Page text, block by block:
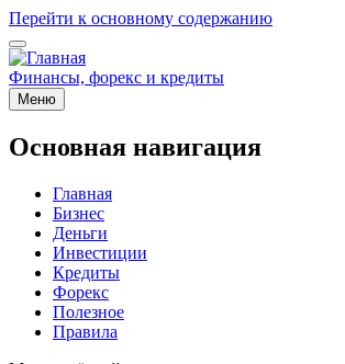
Перейти к основному содержанию
Финансы, форекс и кредиты
Меню
Основная навигация
Главная
Бизнес
Деньги
Инвестиции
Кредиты
Форекс
Полезное
Правила